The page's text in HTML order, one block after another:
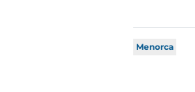
Menorca